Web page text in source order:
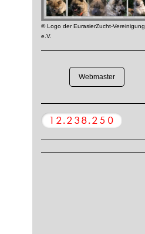
© Logo der EurasierZucht-Vereinigung
e.V.
Webmaster